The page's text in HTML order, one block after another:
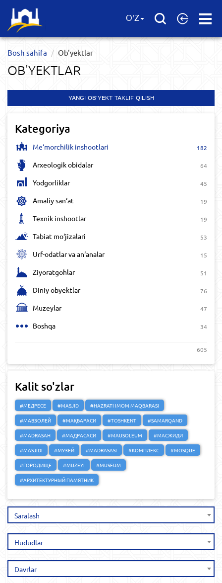
Open
O'Z
Bosh sahifa Ob'yektlar​
OB'YEKTLAR​
YANGI OB'YEKT TAKLIF QILISH
Kategoriya
Me‘morchilik inshootlari 182
Arxeologik obidalar 64
Yodgorliklar 45
Amaliy san‘at 19
Texnik inshootlar 19
Tabiat mo‘jizalari 53
Urf-odatlar va an‘analar 15
Ziyoratgohlar 51
Diniy obyektlar 76
Muzeylar 47
Boshqa 34
605
Kalit so'zlar
#МЕДРЕСЕ #MASJID
#HAZRATI IMOM MAQBARASI
#МАВЗОЛЕЙ
#МАҚБАРАСИ #TOSHKENT
#SAMARQAND
#MADRASAH
#МАДРАСАСИ #MAUSOLEUM
#МАСЖИДИ
#MASJIDI
#МУЗЕЙ #MADRASASI #КОМПЛЕКС
#MOSQUE
#ГОРОДИЩЕ
#MUZEYI
#MUSEUM
#АРХИТЕКТУРНЫЙ ПАМЯТНИК
Saralash
Hududlar
Davrlar